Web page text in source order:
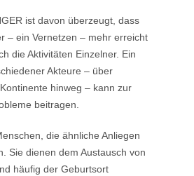
ist davon überzeugt, dass
– ein Vernetzen – mehr erreicht
die Aktivitäten Einzelner. Ein
Akteure – über
hinweg – kann zur
beitragen.
die ähnliche Anliegen
Sie dienen dem Austausch von
häufig der Geburtsort